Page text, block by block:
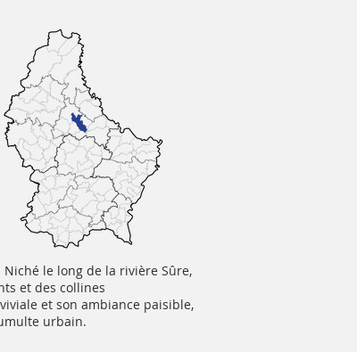
le long de la rivière Sûre,
et des collines
et son ambiance paisible,
urbain.